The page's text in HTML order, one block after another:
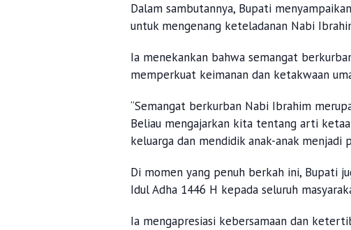
Dalam sambutannya, Bupati
untuk mengenang keteladanan Nabi
Ia menekankan bahwa semangat
memperkuat keimanan dan ketakwaan
“Semangat berkurban Nabi Ibrahim
Beliau mengajarkan kita tentang arti
keluarga dan mendidik anak-anak menjadi
Di momen yang penuh berkah ini, Bupati
Idul Adha 1446 H kepada seluruh
Ia mengapresiasi kebersamaan dan